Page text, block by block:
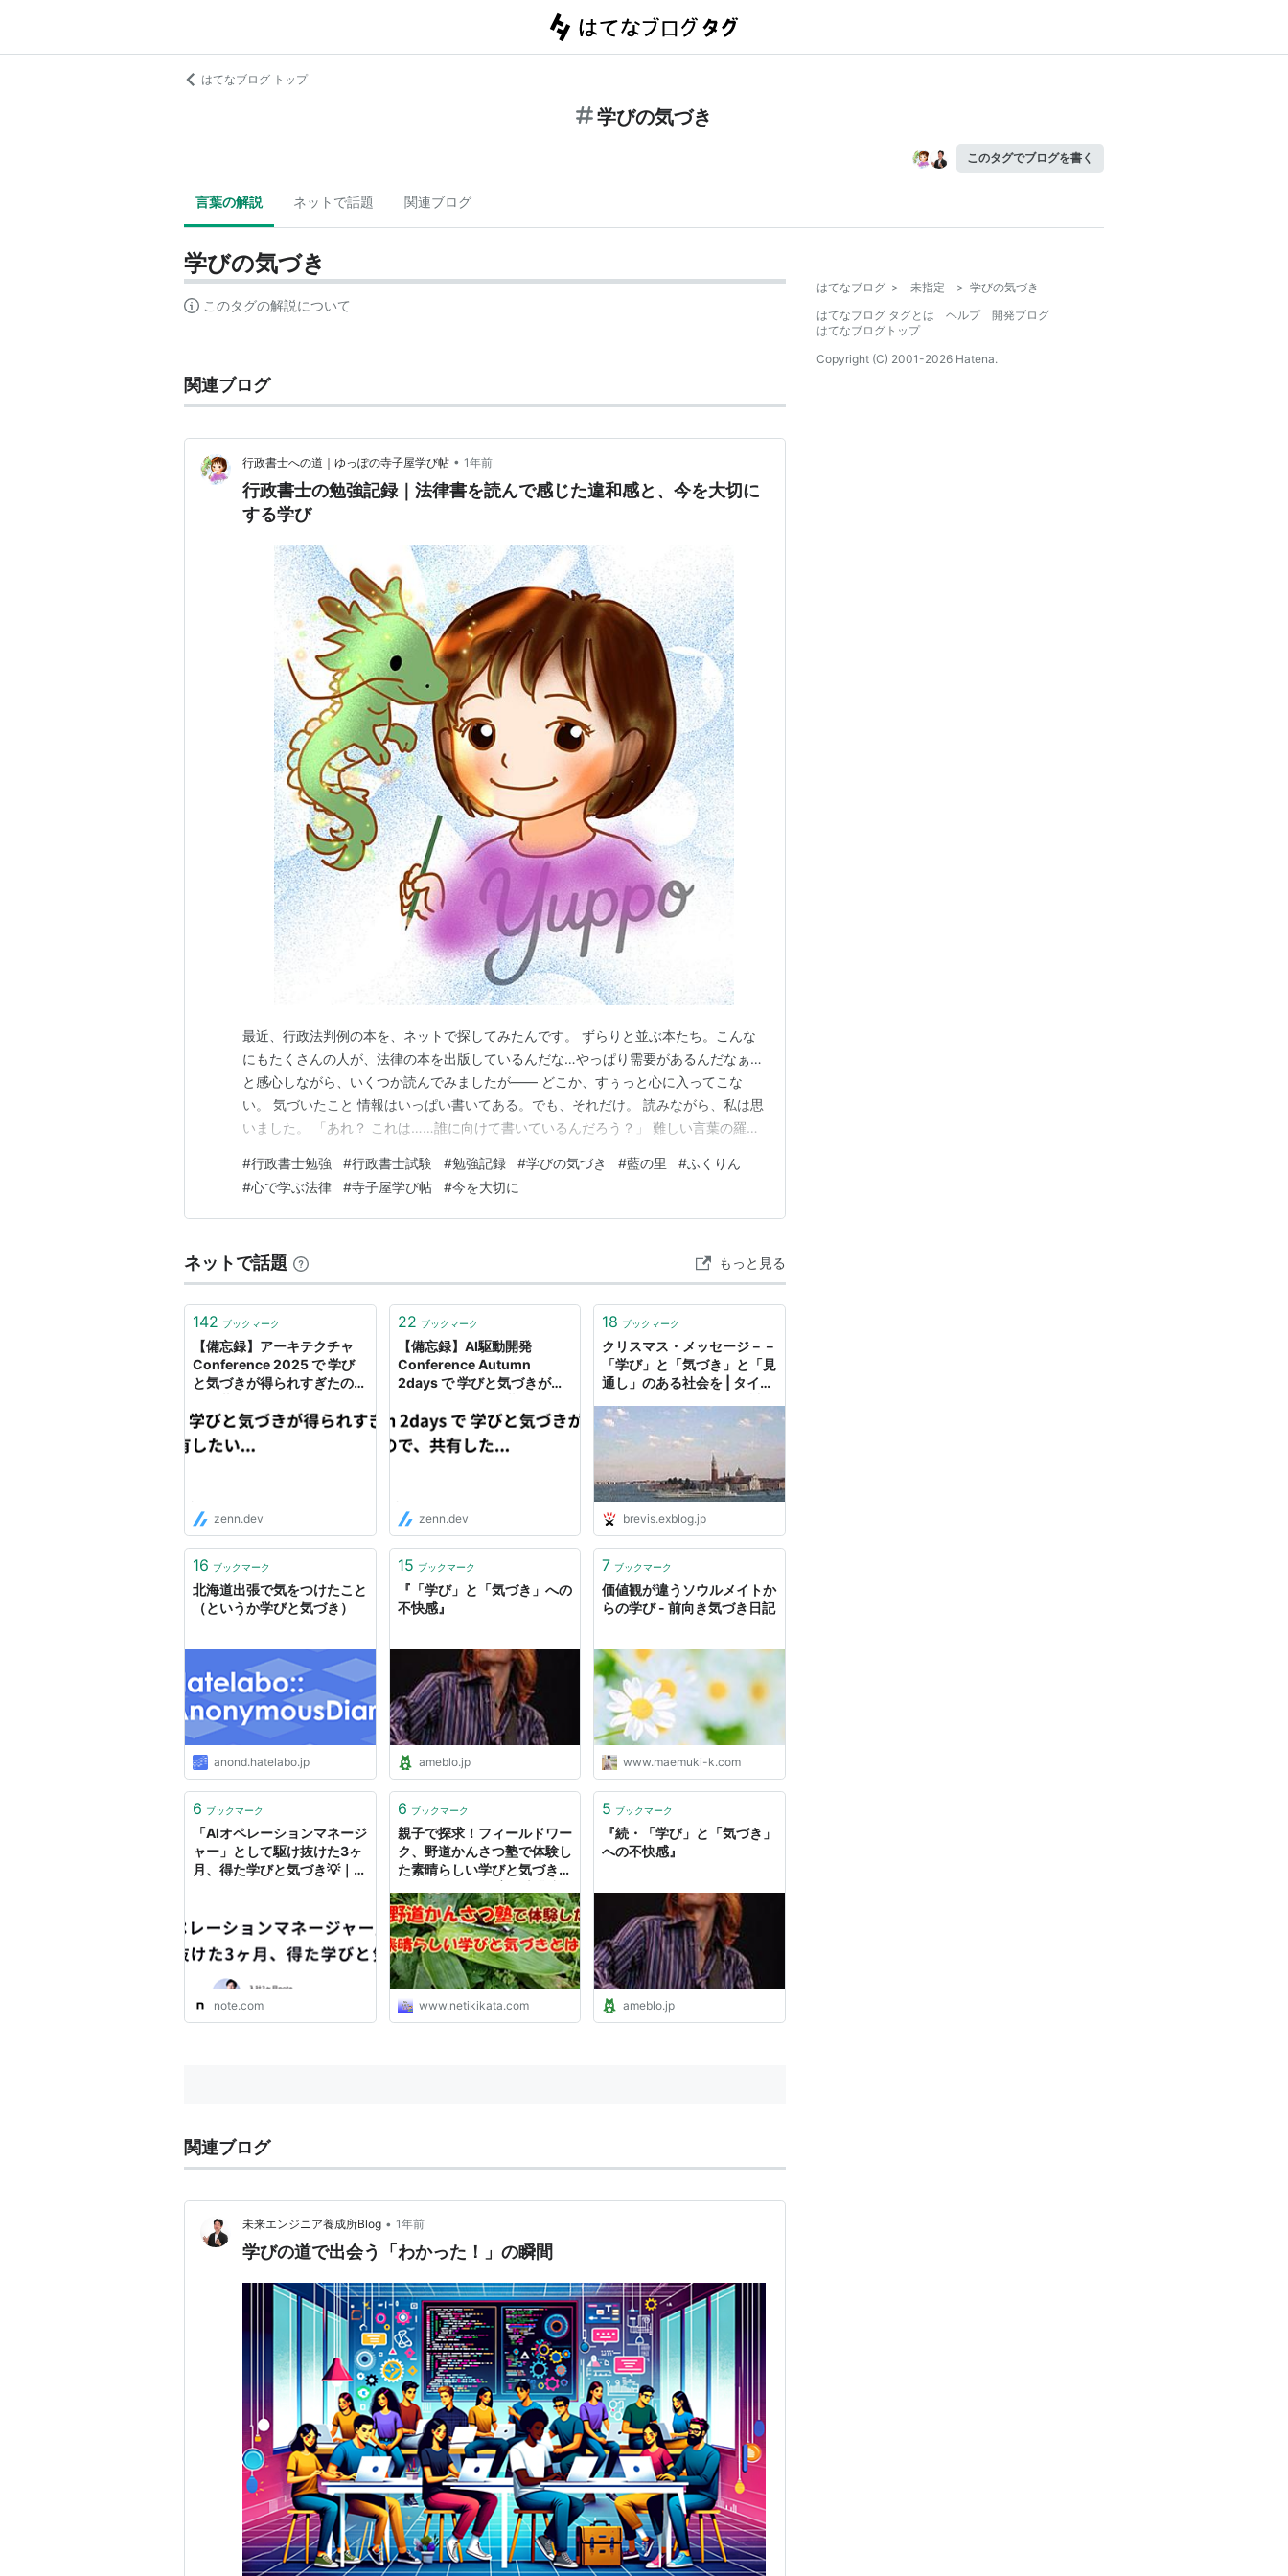
はてなブログ トップ
学びの気づき
このタグでブログを書く
言葉の解説 ネットで話題 関連ブログ
学びの気づき
このタグの解説について
関連ブログ
行政書士への道｜ゆっぽの寺子屋学び帖 • 1年前
行政書士の勉強記録｜法律書を読んで感じた違和感と、今を大切に
する学び
最近、行政法判例の本を、ネットで探してみたんです。 ずらりと並ぶ本たち。こんな
にもたくさんの人が、法律の本を出版しているんだな…やっぱり需要があるんだなぁ…
と感心しながら、いくつか読んでみましたが―― どこか、すぅっと心に入ってこな
い。 気づいたこと 情報はいっぱい書いてある。でも、それだけ。 読みながら、私は思
いました。 「あれ？ これは……誰に向けて書いているんだろう？」 難しい言葉の羅
は頭にも心に残らないなぁ」と思ってしまって💦。 そんな正直な気持ちを、私はやま
とに話してみました。 🐉やまととの会話 ゆっぽ：「…
#行政書士勉強 #行政書士試験 #勉強記録 #学びの気づき #藍の里 #ふくりん
#心で学ぶ法律 #寺子屋学び帖 #今を大切に
ネットで話題 もっと見る
142 ブックマーク
【備忘録】アーキテクチャ
Conference 2025 で 学び
と気づきが得られすぎたの
zenn.dev
22 ブックマーク
【備忘録】AI駆動開発
Conference Autumn
2days で 学びと気づきが得
い...
zenn.dev
18 ブックマーク
クリスマス・メッセージ－－
「学び」と「気づき」と「見
通し」のある社会を | タイ
ら
brevis.exblog.jp
16 ブックマーク
北海道出張で気をつけたこと
（というか学びと気づき）
anond.hatelabo.jp
15 ブックマーク
『「学び」と「気づき」への
不快感』
ameblo.jp
7 ブックマーク
価値観が違うソウルメイトか
らの学び - 前向き気づき日記
www.maemuki-k.com
6 ブックマーク
「AIオペレーションマネージ
ャー」として駆け抜けた3ヶ
月、得た学びと気づき💡｜し
note.com
6 ブックマーク
親子で探求！フィールドワー
ク、野道かんさつ塾で体験し
た素晴らしい学びと気づきと
夫になった私の日記
www.netikikata.com
5 ブックマーク
『続・「学び」と「気づき」
への不快感』
ameblo.jp
関連ブログ
未来エンジニア養成所Blog • 1年前
学びの道で出会う「わかった！」の瞬間
はてなブログ > 未指定 > 学びの気づき
はてなブログ タグとは
ヘルプ
開発ブログ
はてなブログトップ
Copyright (C) 2001-2026 Hatena.